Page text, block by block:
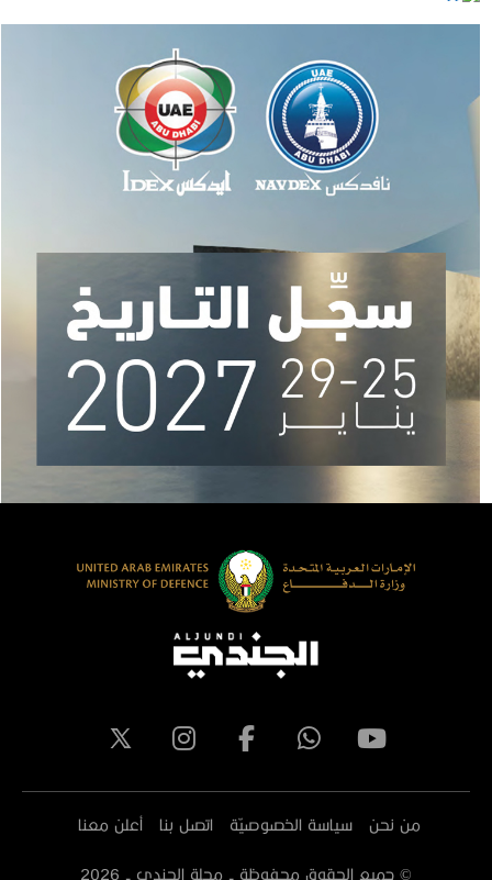
من نحن سياسة الخصوصيّة اتصل بنا أعلن معنا
© جميع الحقوق محفوظة - مجلة الجندي - 2026